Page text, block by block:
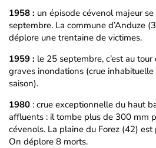
1958 : un épisode cévenol majeur
septembre. La commune d’Anduze
déplore une trentaine de victimes.
1959 : le 25 septembre, c’est au
graves inondations (crue inhabituelle
saison).
1980 : crue exceptionnelle du haut
affluents : il tombe plus de 300 mm
cévenols. La plaine du Forez (42)
On déplore 8 morts.